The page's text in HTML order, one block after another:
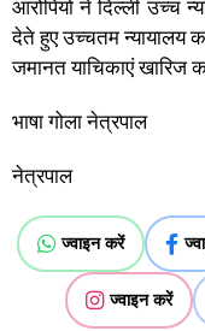
आरोपियों ने दिल्ली उच्च
देते हुए उच्चतम न्यायालय
जमानत याचिकाएं खारिज
भाषा गोला नेत्रपाल
नेत्रपाल
ज्वाइन करें
ज्वाइन करें